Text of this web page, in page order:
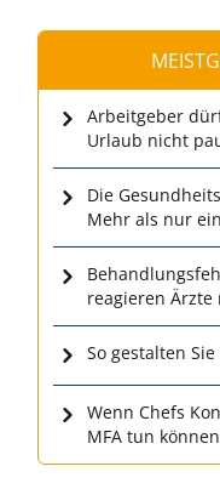
Arbeitgeber
Urlaub nicht
Die
Mehr als nur
reagieren Ärzte
So gestalten
Wenn Chefs
MFA tun können